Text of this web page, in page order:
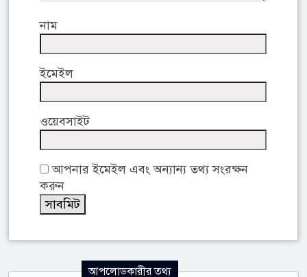
নাম
ইমেইল
ওয়েবসাইট
আপনার ইমেইল এবং অন্যান্য তথ্য সংরক্ষন
করুন
আপলোডকারীর তথ্য